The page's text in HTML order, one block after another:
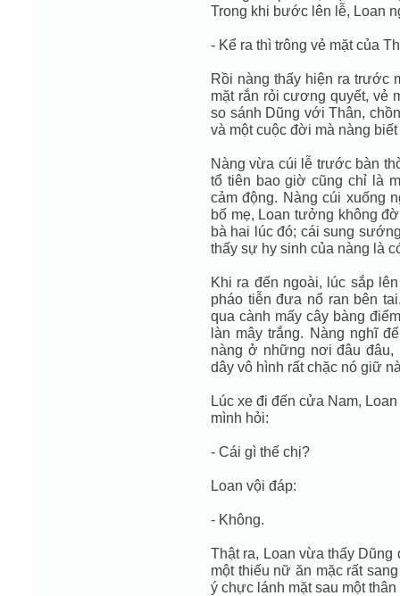
Trong khi bước lên lễ, Loan
- Kể ra thì trông vẻ mặt của
Rồi nàng thấy hiện ra trước
mặt rắn rỏi cương quyết, vẻ
so sánh Dũng với Thân,
và một cuộc đời mà nàng
Nàng vừa cúi lễ trước bàn
tổ tiên bao giờ cũng chỉ là
cảm động. Nàng cúi xuống
bố mẹ, Loan tưởng không
bà hai lúc đó; cái sung
thấy sự hy sinh của nàng là
Khi ra đến ngoài, lúc sắp
pháo tiễn đưa nổ ran bên
qua cành mấy cây bàng
làn mây trắng. Nàng nghĩ
nàng ở những nơi đâu
dây vô hình rất chặc nó giữ
Lúc xe đi đến cửa Nam,
mình hỏi:
- Cái gì thế chị?
Loan vội đáp:
- Không.
Thật ra, Loan vừa thấy
một thiếu nữ ăn mặc rất
ý chực lánh mặt sau một thân